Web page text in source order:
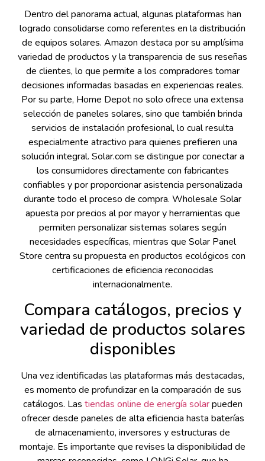
Dentro del panorama actual, algunas plataformas han
logrado consolidarse como referentes en la distribución
de equipos solares. Amazon destaca por su amplísima
variedad de productos y la transparencia de sus reseñas
de clientes, lo que permite a los compradores tomar
decisiones informadas basadas en experiencias reales.
Por su parte, Home Depot no solo ofrece una extensa
selección de paneles solares, sino que también brinda
servicios de instalación profesional, lo cual resulta
especialmente atractivo para quienes prefieren una
solución integral. Solar.com se distingue por conectar a
los consumidores directamente con fabricantes
confiables y por proporcionar asistencia personalizada
durante todo el proceso de compra. Wholesale Solar
apuesta por precios al por mayor y herramientas que
permiten personalizar sistemas solares según
necesidades específicas, mientras que Solar Panel
Store centra su propuesta en productos ecológicos con
certificaciones de eficiencia reconocidas
internacionalmente.
Compara catálogos, precios y
variedad de productos solares
disponibles
Una vez identificadas las plataformas más destacadas,
es momento de profundizar en la comparación de sus
catálogos. Las tiendas online de energía solarpueden
ofrecer desde paneles de alta eficiencia hasta baterías
de almacenamiento, inversores y estructuras de
montaje. Es importante que revises la disponibilidad de